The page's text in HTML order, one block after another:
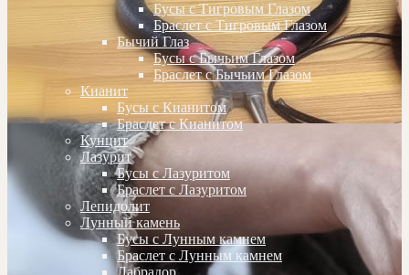
Бусы с Тигровым Глазом
Браслет с Тигровым Глазом
Бычий Глаз
Бусы с Бычьим Глазом
Браслет с Бычьим Глазом
Кианит
Бусы с Кианитом
Браслет с Кианитом
Кунцит
Лазурит
Бусы с Лазуритом
Браслет с Лазуритом
Лепидолит
Лунный камень
Бусы с Лунным камнем
Браслет с Лунным камнем
Лабрадор